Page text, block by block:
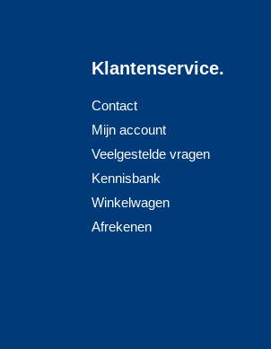
Klantenservice.
Contact
Mijn account
Veelgestelde vragen
Kennisbank
Winkelwagen
Afrekenen